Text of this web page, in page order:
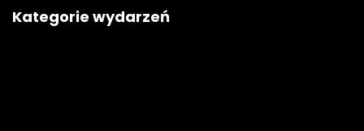
Kategorie wydarzeń